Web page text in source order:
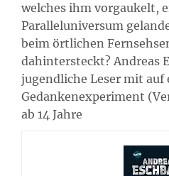
welches ihm vorgaukelt,
Paralleluniversum
beim örtlichen
dahintersteckt? Andreas
jugendliche Leser mit auf
Gedankenexperiment
ab 14 Jahre